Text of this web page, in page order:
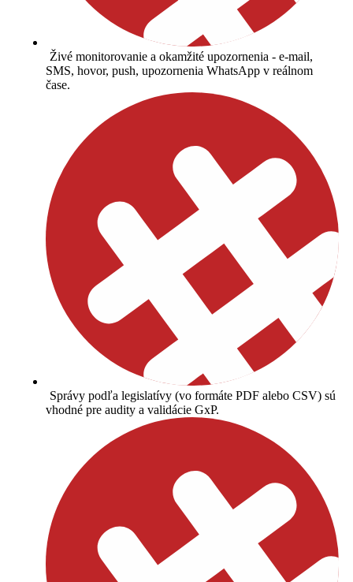
Živé monitorovanie a okamžité upozornenia - e-mail,
SMS, hovor, push, upozornenia WhatsApp v reálnom
čase.
Správy podľa legislatívy (vo formáte PDF alebo CSV) sú
vhodné pre audity a validácie GxP.